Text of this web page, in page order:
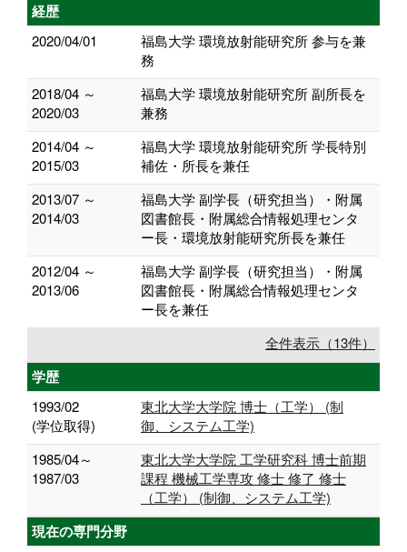
経歴
2020/04/01
福島大学 環境放射能研究所 参与を兼
務
2018/04 ～
2020/03
福島大学 環境放射能研究所 副所長を
兼務
2014/04 ～
2015/03
福島大学 環境放射能研究所 学長特別
補佐・所長を兼任
2013/07 ～
2014/03
福島大学 副学長（研究担当）・附属
図書館長・附属総合情報処理センタ
ー長・環境放射能研究所長を兼任
2012/04 ～
2013/06
福島大学 副学長（研究担当）・附属
図書館長・附属総合情報処理センタ
ー長を兼任
全件表示（13件）
学歴
1993/02
(学位取得)
東北大学大学院 博士（工学） (制
御、システム工学)
1985/04～
1987/03
東北大学大学院 工学研究科 博士前期
課程 機械工学専攻 修士 修了 修士
（工学） (制御、システム工学)
現在の専門分野